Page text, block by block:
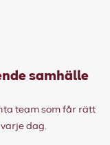
samhälle
team som får rätt
dag.